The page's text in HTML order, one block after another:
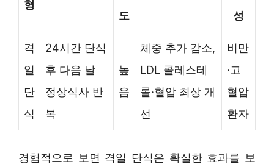
형
도
성
격
일
단
식
24시간 단식
후 다음 날
정상식사 반
복
높
음
체중 추가 감소,
LDL 콜레스테
롤·혈압 최상 개
선
비만
·고
혈압
환자
경험적으로 보면 격일 단식은 확실한 효과를 보